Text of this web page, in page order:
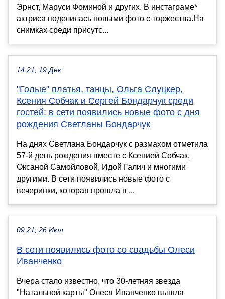
Эрнст, Маруси Фоминой и других. В инстаграме*
актриса поделилась новыми фото с торжества.На
снимках среди присутс...
14:21, 19 Дек
"Голые" платья, танцы, Ольга Слуцкер,
Ксения Собчак и Сергей Бондарчук среди
гостей: в сети появились новые фото с дня
рождения Светланы Бондарчук
На днях Светлана Бондарчук с размахом отметила
57-й день рождения вместе с Ксенией Собчак,
Оксаной Самойловой, Идой Галич и многими
другими. В сети появились новые фото с
вечеринки, которая прошла в ...
09:21, 26 Июл
В сети появились фото со свадьбы Олеси
Иванченко
Вчера стало известно, что 30-летняя звезда
"Натальной карты" Олеся Иванченко вышла